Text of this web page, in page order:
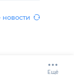
новости
Ещё